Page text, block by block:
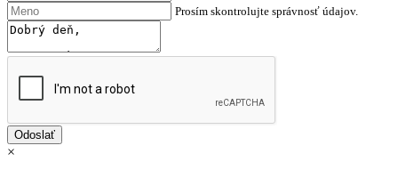
Prosím skontrolujte správnosť údajov.
×